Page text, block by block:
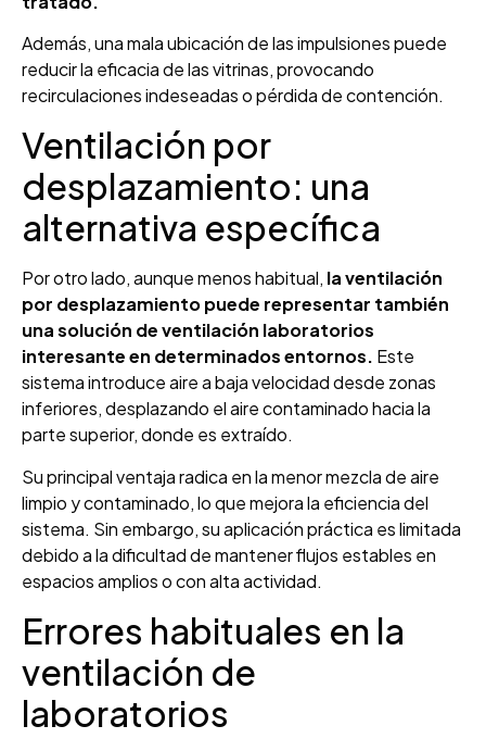
Además, una mala ubicación de las impulsiones puede
reducir la eficacia de las vitrinas, provocando
recirculaciones indeseadas o pérdida de contención.
Ventilación por
desplazamiento: una
alternativa específica
Por otro lado, aunque menos habitual, la ventilación
por desplazamiento puede representar también
una solución de ventilación laboratorios
interesante en determinados entornos. Este
sistema introduce aire a baja velocidad desde zonas
inferiores, desplazando el aire contaminado hacia la
parte superior, donde es extraído.
Su principal ventaja radica en la menor mezcla de aire
limpio y contaminado, lo que mejora la eficiencia del
sistema. Sin embargo, su aplicación práctica es limitada
debido a la dificultad de mantener flujos estables en
espacios amplios o con alta actividad.
Errores habituales en la
ventilación de
laboratorios